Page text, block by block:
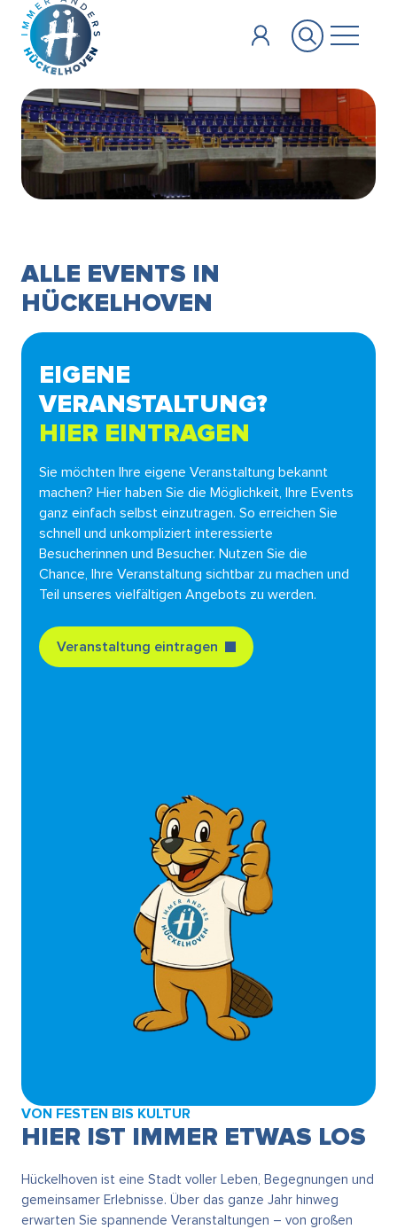
Zum Hauptinhalt springen
ALLE EVENTS IN
HÜCKELHOVEN
EIGENE
VERANSTALTUNG?
HIER EINTRAGEN
Sie möchten Ihre eigene Veranstaltung bekannt
machen? Hier haben Sie die Möglichkeit, Ihre Events
ganz einfach selbst einzutragen. So erreichen Sie
schnell und unkompliziert interessierte
Besucherinnen und Besucher. Nutzen Sie die
Chance, Ihre Veranstaltung sichtbar zu machen und
Teil unseres vielfältigen Angebots zu werden.
Veranstaltung eintragen
VON FESTEN BIS KULTUR
HIER IST IMMER ETWAS LOS
Hückelhoven ist eine Stadt voller Leben, Begegnungen und
gemeinsamer Erlebnisse. Über das ganze Jahr hinweg
erwarten Sie spannende Veranstaltungen – von großen